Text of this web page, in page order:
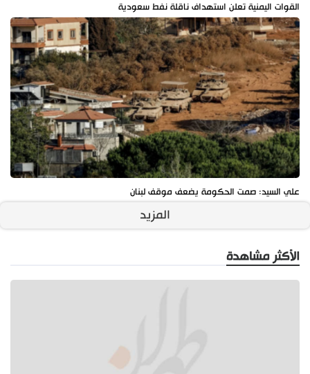
القوات اليمنية تعلن استهداف ناقلة نفط سعودية
علي السيد: صمت الحكومة يضعف موقف لبنان
المزيد
الأكثر مشاهدة